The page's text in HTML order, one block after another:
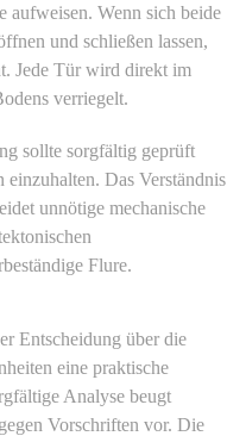
aufweisen. Wenn sich beide
und schließen lassen,
Jede Tür wird direkt im
verriegelt.
sollte sorgfältig geprüft
Das Verständnis
unnötige mechanische
Flure.
Entscheidung über die
eine praktische
Analyse beugt
Vorschriften vor. Die